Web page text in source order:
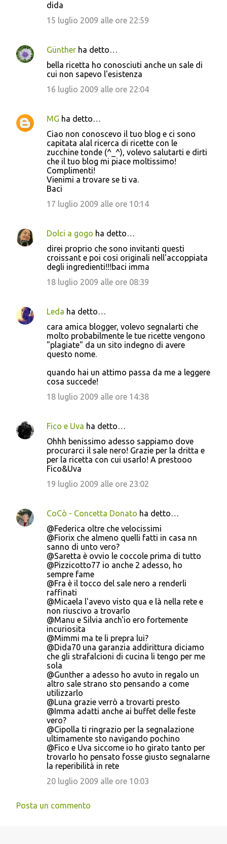
dida
15 luglio 2009 alle ore 22:59
Günther ha detto…
bella ricetta ho conosciuti anche un sale di
cui non sapevo l'esistenza
16 luglio 2009 alle ore 22:04
MG ha detto…
Ciao non conoscevo il tuo blog e ci sono
capitata alal ricerca di ricette con le
zucchine tonde (^_^), volevo salutarti e dirti
che il tuo blog mi piace moltissimo!
Complimenti!
Vienimi a trovare se ti va.
Baci
17 luglio 2009 alle ore 10:14
Dolci a gogo ha detto…
direi proprio che sono invitanti questi
croissant e poi cosi originali nell'accoppiata
degli ingredienti!!!baci imma
18 luglio 2009 alle ore 08:39
Leda ha detto…
cara amica blogger, volevo segnalarti che
molto probabilmente le tue ricette vengono
"plagiate" da un sito indegno di avere
questo nome.
quando hai un attimo passa da me a leggere
cosa succede!
18 luglio 2009 alle ore 14:38
Fico e Uva ha detto…
Ohhh benissimo adesso sappiamo dove
procurarci il sale nero! Grazie per la dritta e
per la ricetta con cui usarlo! A prestooo
Fico&Uva
19 luglio 2009 alle ore 23:02
CoCò - Concetta Donato ha detto…
@Federica oltre che velocissimi
@Fiorix che almeno quelli fatti in casa nn
sanno di unto vero?
@Saretta è ovvio le coccole prima di tutto
@Pizzicotto77 io anche 2 adesso, ho
sempre fame
@Fra è il tocco del sale nero a renderli
raffinati
@Micaela l'avevo visto qua e là nella rete e
non riuscivo a trovarlo
@Manu e Silvia anch'io ero fortemente
incuriosita
@Mimmi ma te li prepra lui?
@Dida70 una garanzia addirittura diciamo
che gli strafalcioni di cucina li tengo per me
sola
@Gunther a adesso ho avuto in regalo un
altro sale strano sto pensando a come
utilizzarlo
@Luna grazie verrò a trovarti presto
@Imma adatti anche ai buffet delle feste
vero?
@Cipolla ti ringrazio per la segnalazione
ultimamente sto navigando pochino
@Fico e Uva siccome io ho girato tanto per
trovarlo ho pensato fosse giusto segnalarne
la reperibilità in rete
20 luglio 2009 alle ore 10:03
Posta un commento